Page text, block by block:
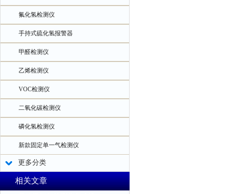
氟化氢检测仪
手持式硫化氢报警器
甲醛检测仪
乙烯检测仪
VOC检测仪
二氧化碳检测仪
磷化氢检测仪
新款固定单一气检测仪
更多分类
相关文章